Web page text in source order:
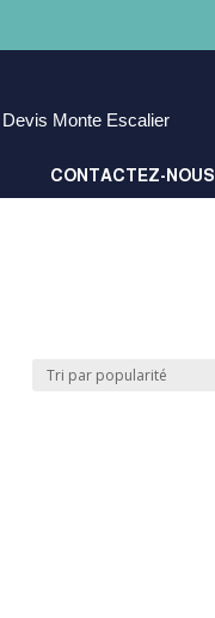
Devis Monte Escalier
CONTACTEZ-NOUS